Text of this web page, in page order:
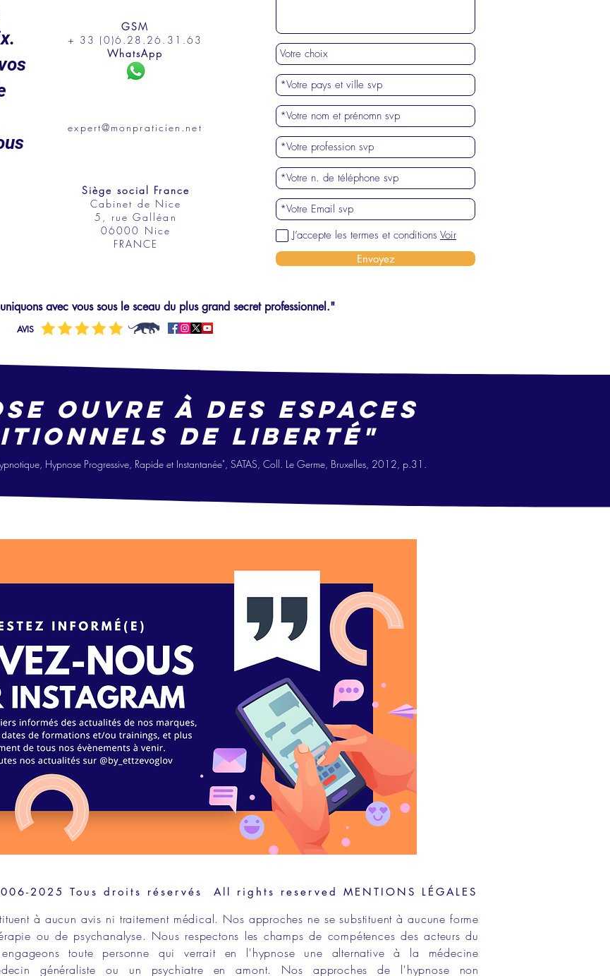
GSM
+ 33 (0)6.28.26.31.63
WhatsApp
expert@monpraticien.net
Siège social France
Cabinet de Nice
5, rue Galléan
06000 Nice
FRANCE
J’accepte les termes et conditions Voir
Envoyez
avec vous sous le sceau du plus grand secret professionnel."
AVIS
ouvre à des espaces
ls de liberté"
tique, Hypnose Progressive, Rapide et Instantanée", SATAS, Coll. Le Germe, Bruxelles, 2012, p.31.
2025 Tous droits réservés All rights reserved MENTIONS LÉGALES
à aucun avis ni traitement médical. Nos approches ne se substituent à aucune forme
ou de psychanalyse. Nous respectons les champs de compétences des acteurs du
toute personne qui verrait en l'hypnose une alternative à la médecine
généraliste ou un psychiatre en amont. Nos approches de l'hypnose non